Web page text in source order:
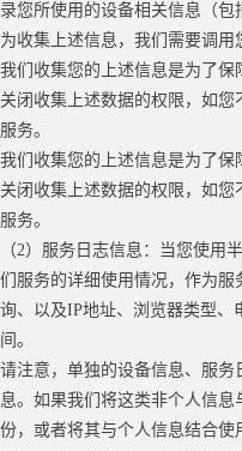
录您所使用的设备相关信息（包
为收集上述信息，我们需要调
我们收集您的上述信息是为了
关闭收集上述数据的权限，如
服务。
我们收集您的上述信息是为了
关闭收集上述数据的权限，如
服务。
（2）服务日志信息：当您使用
们服务的详细使用情况，作为
询、以及IP地址、浏览器类型
间。
请注意，单独的设备信息、服
息。如果我们将这类非个人信
份，或者将其与个人信息结合